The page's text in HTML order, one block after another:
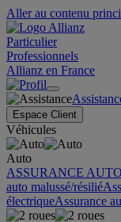
Aller au contenu
Particulier
Professionnels
Allianz en France
Espace Client
Véhicules
Auto
ASSURANCE AUTO
auto malussé/résilié
électriqueAssurance